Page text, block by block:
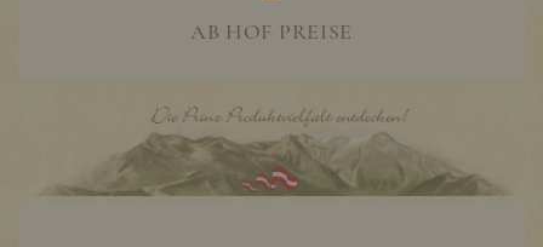
AB HOF PREISE